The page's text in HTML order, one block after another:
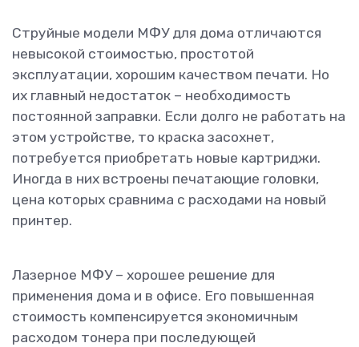
Струйные модели МФУ для дома отличаются
невысокой стоимостью, простотой
эксплуатации, хорошим качеством печати. Но
их главный недостаток – необходимость
постоянной заправки. Если долго не работать на
этом устройстве, то краска засохнет,
потребуется приобретать новые картриджи.
Иногда в них встроены печатающие головки,
цена которых сравнима с расходами на новый
принтер.
Лазерное МФУ – хорошее решение для
применения дома и в офисе. Его повышенная
стоимость компенсируется экономичным
расходом тонера при последующей